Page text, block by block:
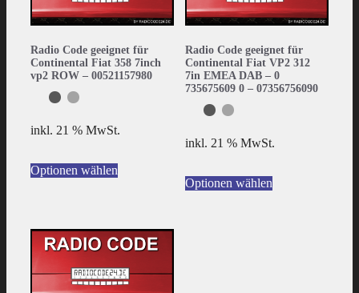
Radio Code geeignet für
Continental Fiat 358 7inch
vp2 ROW – 00521157980
inkl. 21 % MwSt.
Optionen wählen
Radio Code geeignet für
Continental Fiat VP2 312
7in EMEA DAB – 0
735675609 0 – 07356756090
inkl. 21 % MwSt.
Optionen wählen